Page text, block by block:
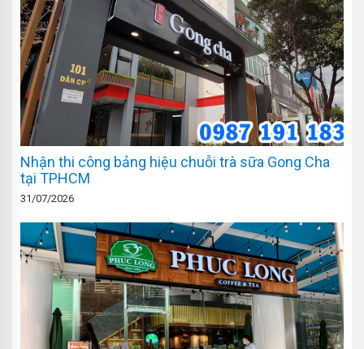
Nhận thi công bảng hiệu chuỗi trà sữa Gong Cha
tại TPHCM
31/07/2026